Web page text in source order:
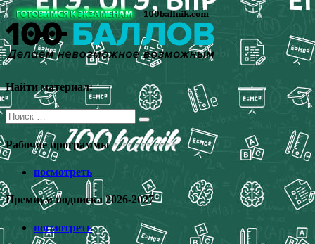
Перейти
к
содержимому
Найти материал:
Поиск
для:
Рабочие программы
посмотреть
Премиум подписка 2026-2027
посмотреть